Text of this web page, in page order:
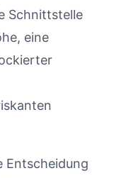
Schnittstelle
eine
Entscheidung